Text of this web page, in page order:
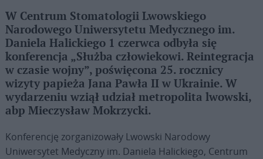
W Centrum Stomatologii Lwowskiego
Narodowego Uniwersytetu Medycznego im.
Daniela Halickiego 1 czerwca odbyła się
konferencja „Służba człowiekowi. Reintegracja
w czasie wojny”, poświęcona 25. rocznicy
wizyty papieża Jana Pawła II w Ukrainie. W
wydarzeniu wziął udział metropolita lwowski,
abp Mieczysław Mokrzycki.
Konferencję zorganizowały Lwowski Narodowy
Uniwersytet Medyczny im. Daniela Halickiego, Centrum